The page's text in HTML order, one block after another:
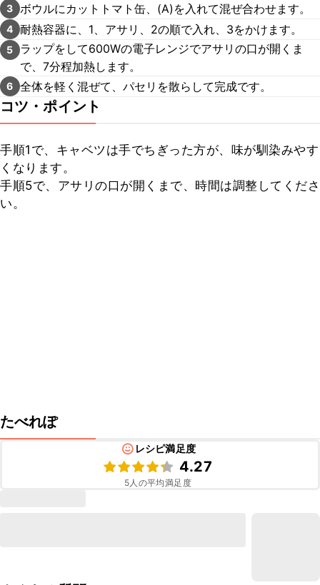
3 ボウルにカットトマト缶、(A)を入れて混ぜ合わせます。
4 耐熱容器に、1、アサリ、2の順で入れ、3をかけます。
5
ラップをして600Wの電子レンジでアサリの口が開くま
で、7分程加熱します。
6 全体を軽く混ぜて、パセリを散らして完成です。
コツ・ポイント
手順1で、キャベツは手でちぎった方が、味が馴染みやす
くなります。
手順5で、アサリの口が開くまで、時間は調整してくださ
い。
たべれぽ
レシピ満足度
4.27
5人の平均満足度